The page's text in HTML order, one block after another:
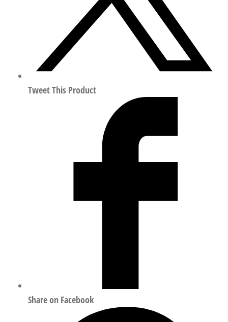
156533
数Tweet This Product
Share on Facebook